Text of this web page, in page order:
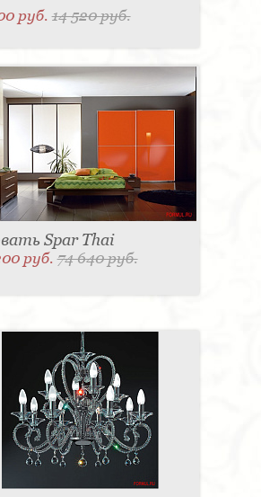
руб.14 520 руб.
Spar Thai
руб.74 640 руб.